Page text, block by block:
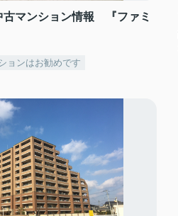
古マンション情報 『ファミ
ョンはお勧めです